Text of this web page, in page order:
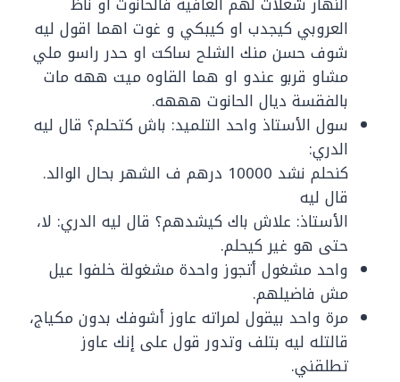
العروبي كيجدب او كيبكي و غوت اهما اقول ليه
شوف حسن منك الشلح ساكت او حدر راسو ملي
مشاو قربو عندو او هما القاوه ميت ههه مات
بالفقسة ديال الحانوت هههه.
سول الأستاذ واحد التلميد: باش كتحلم؟ قال ليه
الدري:
كنحلم نشد 10000 درهم ف الشهر بحال الوالد.
قال ليه
الأستاذ: علاش باك كيشدهم؟ قال ليه الدري: لا،
حتى هو غير كيحلم.
واحد مشغول أتجوز واحدة مشغولة خلفوا عيل
مش فاضيلهم.
مرة واحد بيقول لمراته عاوز أشوفك بدون مكياج،
قالتله ليه بتلف وتدور قول على إنك عاوز
تطلقني.